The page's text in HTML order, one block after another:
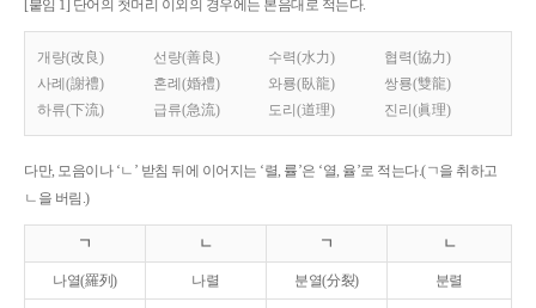
[붙임 1] 단어의 첫머리 이외의 경우에는 본음대로 적는다.
개량(改良) 선량(善良) 수력(水力)
협력(協力)
사례(謝禮)
혼례(婚禮) 와룡(臥龍)
쌍룡(雙龍)
하류(下流)
급류(急流) 도리(道理) 진리(眞理)
다만, 모음이나 ‘ㄴ’ 받침 뒤에 이어지는 ‘렬, 률’은 ‘열, 율’로 적는다.(ㄱ을 취하고
ㄴ을 버림.)
ㄱ ㄴ ㄱ ㄴ
나열(羅列) 나렬 분열(分裂) 분렬